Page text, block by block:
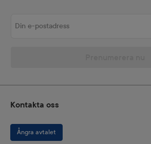
Kontakta oss
Ångra avtalet